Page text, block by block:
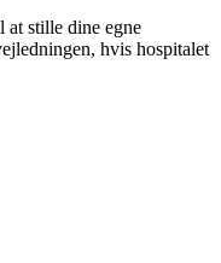
at stille dine egne
hvis hospitalet